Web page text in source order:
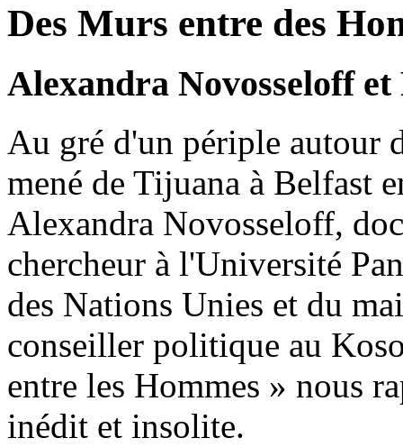
Des Murs entre des
Alexandra Novosseloff et
Au gré d'un périple autour
mené de Tijuana à Belfast
Alexandra Novosseloff,
chercheur à l'Université
des Nations Unies et du
conseiller politique au
entre les Hommes » nous
inédit et insolite.